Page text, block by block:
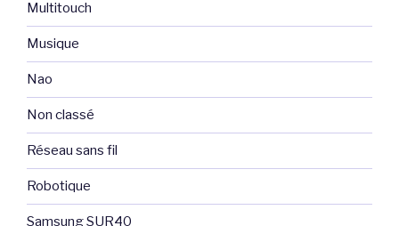
Multitouch
Musique
Nao
Non classé
Réseau sans fil
Robotique
Samsung SUR40